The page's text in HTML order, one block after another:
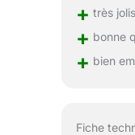
+ très
+ bonne
+ bien
Fiche